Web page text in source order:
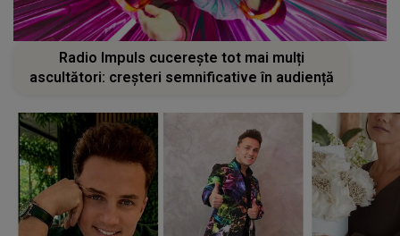
Radio Impuls cucerește tot mai mulți
ascultători: creșteri semnificative în audiență